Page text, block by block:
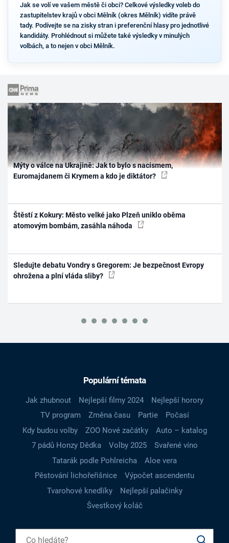
Jak se volí ve vašem městě či obci? Celkové výsledky voleb do
zastupitelstev krajů v obci Mělník (okres Mělník) vidíte právě
tady. Podívejte se na zisky stran i preferenční hlasy pro jednotlivé
kandidáty. Prohlédnout si můžete také výsledky v minulých
volbách, a to nejen v obci Mělník.
Mýty o válce na Ukrajině: Jak to bylo s nacismem,
Euromajdanem či Krymem a kdo je diktátor?
Štěstí z Kokury: Město velké jako Plzeň uniklo oběma
atomovým bombám, zasáhla náhoda
Sledujte debatu Vondry s Gregorem: Je bezpečnost Evropy
ohrožena a plní vláda sliby?
Populární témata
Jak zhubnout Nejlepší filmy 2024
Nejlepší horory
TV program
Změna času Partie
Počasí
Kdy budou volby
ZOO Nové začátky
Auto – katalog
7 pádů Honzy Dědka
Volby 2025
Svařené víno
Tatarák podle Pohlreicha
Aloe vera
Pěstování lichořeřišnice
Výpočet ascendentu
Tvarohové knedlíky
Nejlepší palačinky
Švestkový koláč